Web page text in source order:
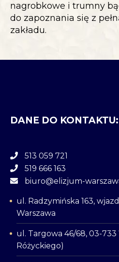
nagrobkowe i trumny
do zapoznania się z
zakładu.
DANE DO KONTAKTU:
513 059 721
519 666 163
biuro@elizjum-
ul. Radzymińska 163,
Warszawa
ul. Targowa 46/68, 03-
Różyckiego)